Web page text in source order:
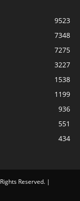
9523
7348
7275
3227
1538
1199
936
551
434
Reserved. |